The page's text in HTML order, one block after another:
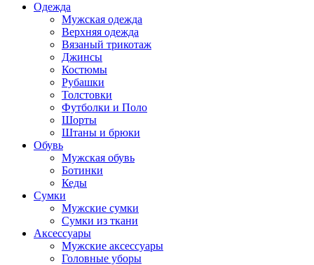
Одежда
Мужская одежда
Верхняя одежда
Вязаный трикотаж
Джинсы
Костюмы
Рубашки
Толстовки
Футболки и Поло
Шорты
Штаны и брюки
Обувь
Мужская обувь
Ботинки
Кеды
Сумки
Мужские сумки
Сумки из ткани
Аксессуары
Мужские аксессуары
Головные уборы